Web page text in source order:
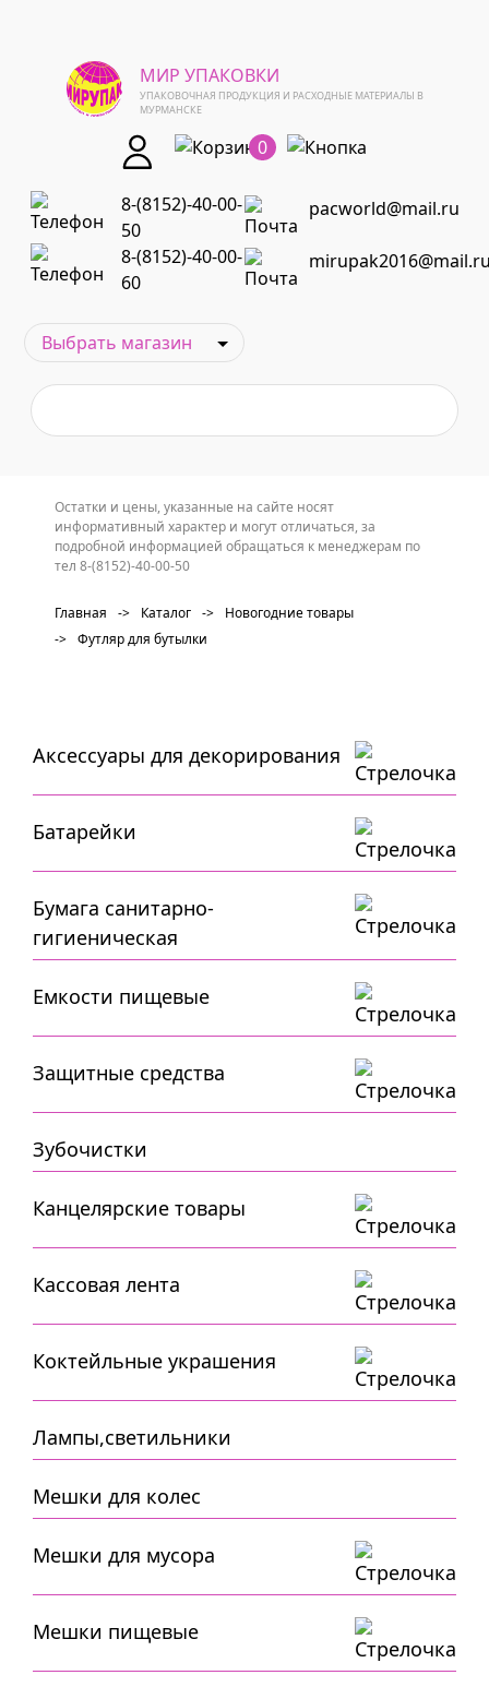
МИР УПАКОВКИ
УПАКОВОЧНАЯ ПРОДУКЦИЯ И РАСХОДНЫЕ МАТЕРИАЛЫ В
МУРМАНСКЕ
0
8-(8152)-40-00-
50
pacworld@mail.ru
8-(8152)-40-00-
60
Остатки и цены, указанные на сайте носят
информативный характер и могут отличаться, за
подробной информацией обращаться к менеджерам по
тел 8-(8152)-40-00-50
Главная -> Каталог ->
Новогодние товары
-> Футляр для бутылки
Аксессуары для декорирования
Батарейки
Бумага санитарно-
гигиеническая
Емкости пищевые
Защитные средства
Зубочистки
Канцелярские товары
Кассовая лента
Коктейльные украшения
Лампы,светильники
Мешки для колес
Мешки для мусора
Мешки пищевые